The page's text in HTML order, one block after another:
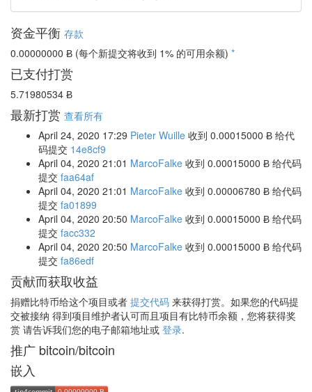
资金平衡 存款
0.00000000 Ƀ (每个新提交将收到 1% 的可用余额) *
已支付打赏
5.71980534 Ƀ
最新打赏 查看所有
April 24, 2020 17:29 Pieter Wuille 收到 0.00015000 Ƀ 给代
码提交 14e8cf9
April 04, 2020 21:01 MarcoFalke 收到 0.00015000 Ƀ 给代码
提交 faa64af
April 04, 2020 21:01 MarcoFalke 收到 0.00006780 Ƀ 给代码
提交 fa01899
April 04, 2020 20:50 MarcoFalke 收到 0.00015000 Ƀ 给代码
提交 facc332
April 04, 2020 20:50 MarcoFalke 收到 0.00015000 Ƀ 给代码
提交 fa86edf
贡献而获取收益
捐赠比特币给这个项目或者 提交代码 来获得打赏。如果您的代码提
交被接纳 得到项目维护者认可而且项目有比特币余额，您将获得奖
赏 请告诉我们您的电子邮箱地址或 登录.
推广 bitcoin/bitcoin
嵌入